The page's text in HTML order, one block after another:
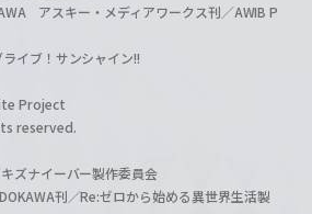
アスキー・メディアワークス刊／AWIB P
イブ！サンシャイン!!
Project
reserved.
ズナイーバー製作委員会
刊／Re:ゼロから始める異世界生活製